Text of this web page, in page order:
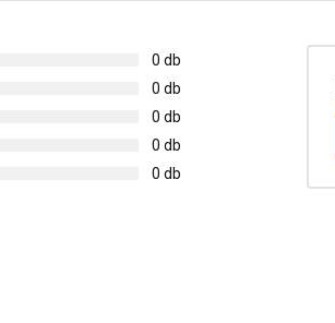
0 db
0 db
0 db
0 db
0 db